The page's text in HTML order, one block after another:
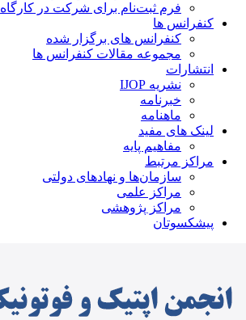
فرم ثبت‌نام برای شرکت در کارگاه
کنفرانس ها
کنفرانس های برگزار شده
مجموعه مقالات کنفرانس ها
انتشارات
نشریه IJOP
خبرنامه
ماهنامه
لینک های مفید
مفاهیم پایه
مراکز مرتبط
سازمان‌ها و نهادهای دولتی
مراکز علمی
مراکز پژوهشی
پیشکسوتان